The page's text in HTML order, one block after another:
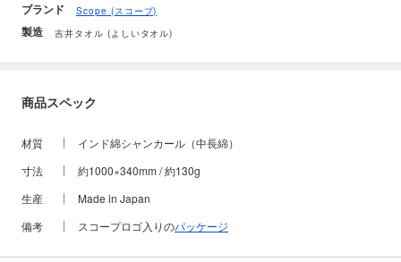
ブランド Scope (スコープ)
製造 吉井タオル (よしいタオル)
商品スペック
材質
インド綿シャンカール（中長綿）
寸法
約1000×340mm / 約130g
生産
Made in Japan
備考
スコープロゴ入りのパッケージ